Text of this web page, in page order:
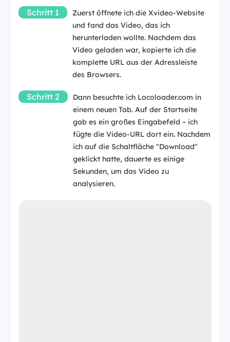
Schritt 1
Zuerst öffnete ich die Xvideo-Website
und fand das Video, das ich
herunterladen wollte. Nachdem das
Video geladen war, kopierte ich die
komplette URL aus der Adressleiste
des Browsers.
Schritt 2
Dann besuchte ich Locoloader.com in
einem neuen Tab. Auf der Startseite
gab es ein großes Eingabefeld – ich
fügte die Video-URL dort ein. Nachdem
ich auf die Schaltfläche "Download"
geklickt hatte, dauerte es einige
Sekunden, um das Video zu
analysieren.